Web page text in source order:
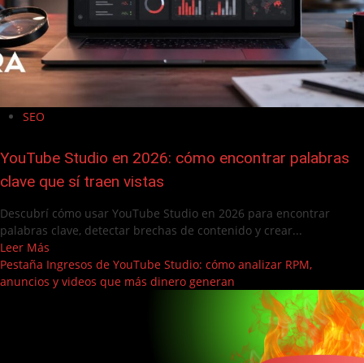
SEO
YouTube Studio en 2026: cómo encontrar palabras
clave que sí traen vistas
Descubrí cómo usar YouTube Studio en 2026 para encontrar
palabras clave, detectar brechas de contenido y crear...
Leer Más
Pestaña Ingresos de YouTube Studio: cómo analizar RPM,
anuncios y videos que más dinero generan